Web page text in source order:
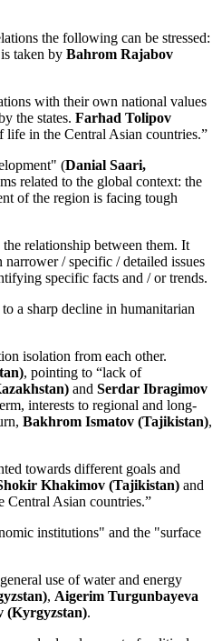
the following can be stressed:
taken by Bahrom Rajabov
with their own national values
the states. Farhad Tolipov
life in the Central Asian countries.”
(Danial Saari,
related to the global context: the
of the region is facing tough
relationship between them. It
narrower / specific / detailed issues
specific facts and / or trends.
a sharp decline in humanitarian
isolation from each other.
, pointing to “lack of
and Serdar Ibragimov
interests to regional and long-
Bakhrom Ismatov (Tajikistan),
towards different goals and
Khakimov (Tajikistan) and
Central Asian countries.”
institutions" and the "surface
use of water and energy
, Aigerim Turgunbayeva
(Kyrgyzstan).